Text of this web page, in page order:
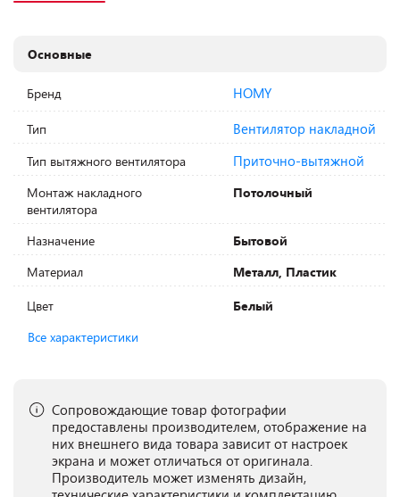
Основные
Бренд HOMY
Тип Вентилятор накладной
Тип вытяжного вентилятора Приточно-вытяжной
Монтаж накладного
вентилятора
Потолочный
Назначение
Бытовой
Материал
Металл, Пластик
Цвет
Белый
Все характеристики
Сопровождающие товар фотографии
предоставлены производителем, отображение на
них внешнего вида товара зависит от настроек
экрана и может отличаться от оригинала.
Производитель может изменять дизайн,